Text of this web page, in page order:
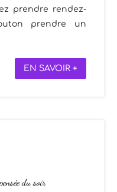
prendre rendez-
prendre un
EN SAVOIR +
du soir